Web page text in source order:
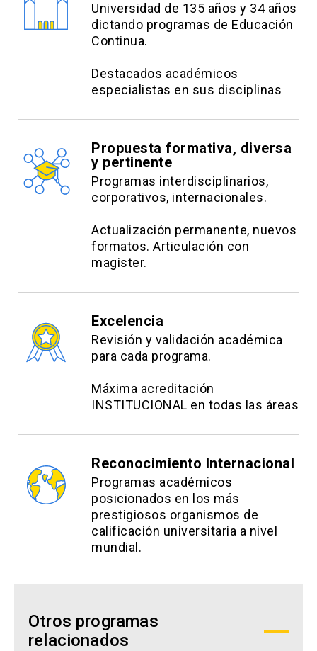
Universidad de 135 años y 34 años
dictando programas de Educación
Continua.
Destacados académicos
especialistas en sus disciplinas
Propuesta formativa, diversa
y pertinente
Programas interdisciplinarios,
corporativos, internacionales.
Actualización permanente, nuevos
formatos. Articulación con
magister.
Excelencia
Revisión y validación académica
para cada programa.
Máxima acreditación
INSTITUCIONAL en todas las áreas
Reconocimiento Internacional
Programas académicos
posicionados en los más
prestigiosos organismos de
calificación universitaria a nivel
mundial.
Otros programas
relacionados